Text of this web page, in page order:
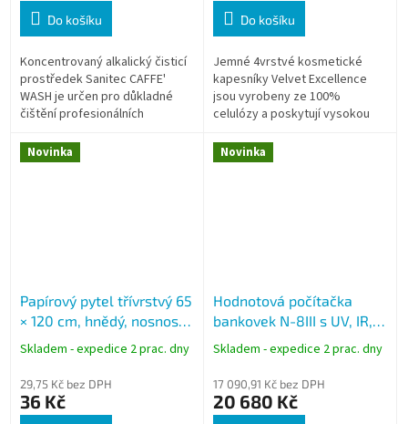
Do košíku
Koncentrovaný alkalický čisticí
prostředek Sanitec CAFFE'
WASH je určen pro důkladné
čištění profesionálních
odstraňuje karbonizované
usazeniny, kávové...
Do košíku
Jemné 4vrstvé kosmetické
kapesníky Velvet Excellence
jsou vyrobeny ze 100%
celulózy a poskytují vysokou
pokožce. Elegantní design
krabičky se hodí...
Novinka
Papírový pytel třívrstvý 65
× 120 cm, hnědý, nosnost
do 50 kg
Skladem - expedice 2 prac. dny
29,75 Kč bez DPH
36 Kč
Novinka
Hodnotová počítačka
bankovek N-8III s UV, IR,
IM, SD a TD detekcí
Skladem - expedice 2 prac. dny
17 090,91 Kč bez DPH
20 680 Kč